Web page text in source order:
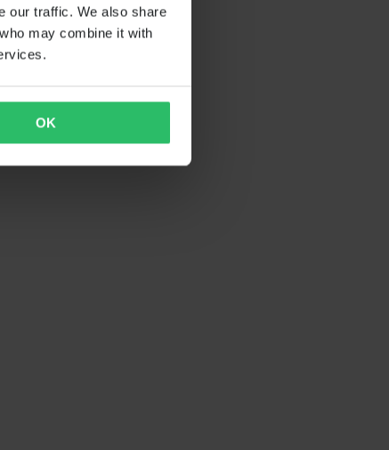
our traffic. We also share
may combine it with
OK